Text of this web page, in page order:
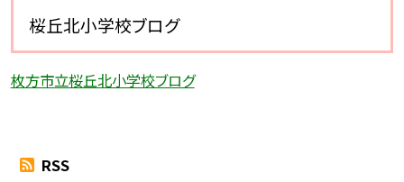
桜丘北小学校ブログ
枚方市立桜丘北小学校ブログ
RSS